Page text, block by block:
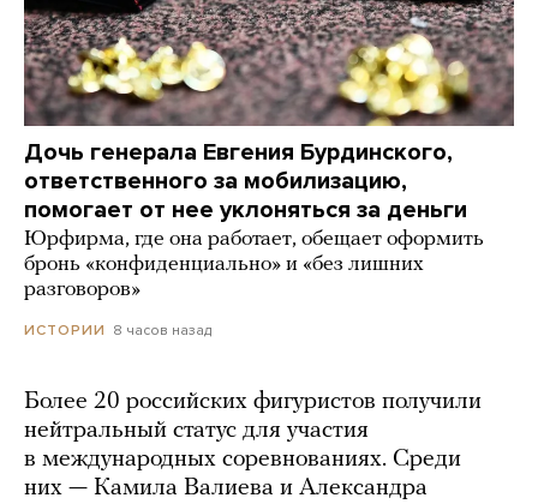
Дочь генерала Евгения Бурдинского,
ответственного за мобилизацию,
помогает от нее уклоняться за деньги
Юрфирма, где она работает, обещает оформить
бронь «конфиденциально» и «без лишних
разговоров»
ИСТОРИИ 8 часов назад
Более 20 российских фигуристов получили
нейтральный статус для участия
в международных соревнованиях. Среди
них — Камила Валиева и Александра